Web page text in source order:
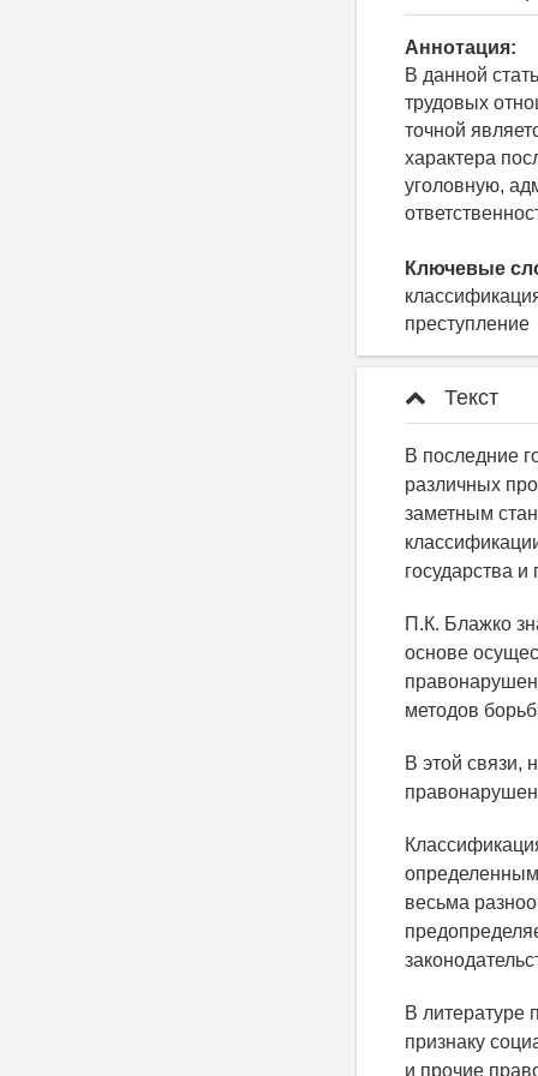
Аннотация:
В данной
трудовых
точной
характера
уголовную,
Ключевые
преступление
Текст
В последние
различных
заметным
государства и
П.К. Блажко
основе
методов
В этой связи,
весьма
В литературе
признаку
и прочие